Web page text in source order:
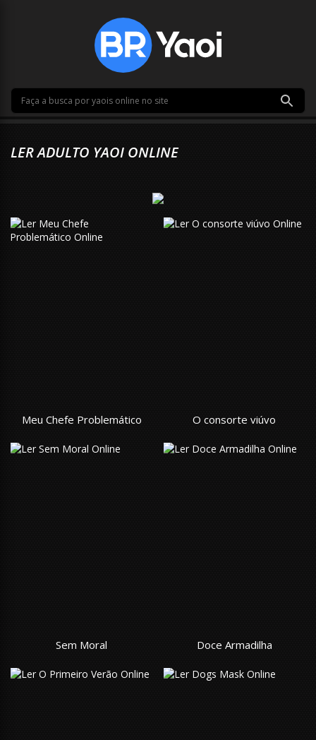
LER ADULTO YAOI ONLINE
Meu Chefe Problemático O consorte viúvo
Sem Moral Doce Armadilha